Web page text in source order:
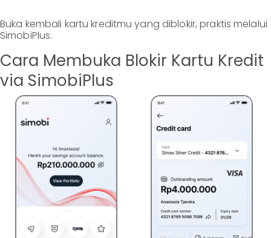
Anda
berada
di
Personal
▾
Perbankan
Prioritas
Perbankan
Bisnis
Teman
KPR
SimobiPlus
Ajukan
ID
EN
Buka kembali kartu kreditmu yang diblokir, praktis melalui
SimobiPlus.
Cara Membuka Blokir Kartu Kredit
via SimobiPlus